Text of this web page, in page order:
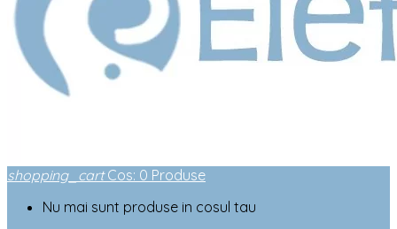
shopping_cart Cos: 0 Produse
Nu mai sunt produse in cosul tau